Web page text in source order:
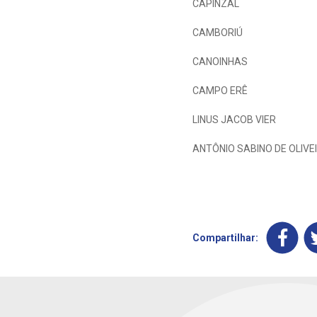
CAPINZAL
CAMBORIÚ
CANOINHAS
CAMPO ERÊ
LINUS JACOB VIER
ANTÔNIO SABINO DE
Compartilhar: